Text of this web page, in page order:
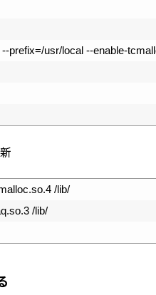
prefix=/usr/local --enable-
/lib/
/lib/